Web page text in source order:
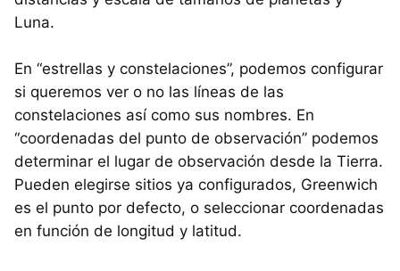
Luna.
En “estrellas y constelaciones”, podemos configurar
si queremos ver o no las líneas de las
constelaciones así como sus nombres. En
“coordenadas del punto de observación” podemos
determinar el lugar de observación desde la Tierra.
Pueden elegirse sitios ya configurados, Greenwich
es el punto por defecto, o seleccionar coordenadas
en función de longitud y latitud.